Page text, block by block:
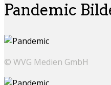
Pandemic
© WVG Medien GmbH